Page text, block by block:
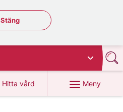
Stäng regionsväljaren
Stäng
Hitta vård
på 1177.se
Meny